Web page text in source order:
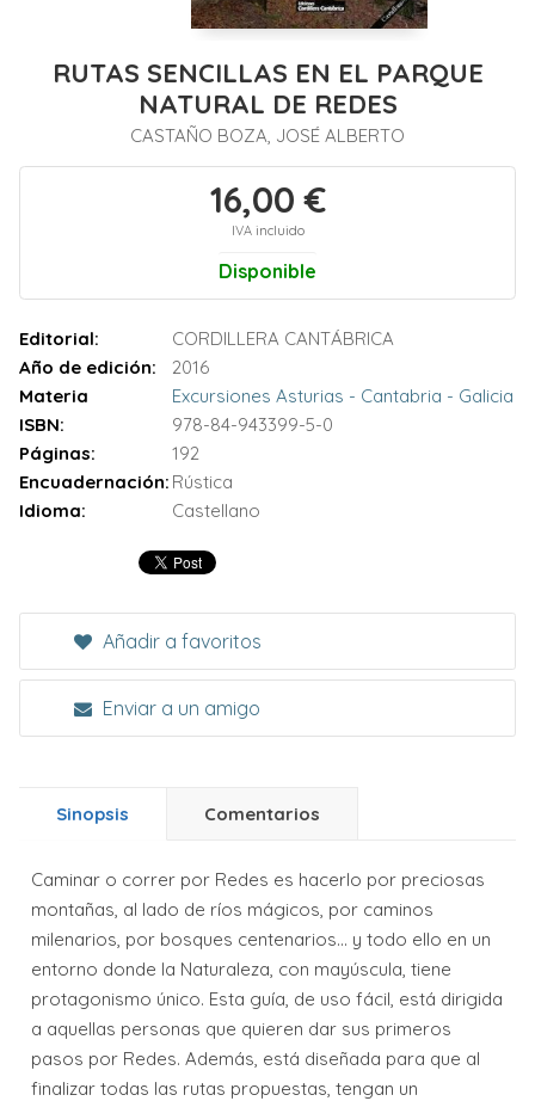
RUTAS SENCILLAS EN EL PARQUE
NATURAL DE REDES
CASTAÑO BOZA, JOSÉ ALBERTO
16,00 €
IVA incluido
Disponible
Editorial:
CORDILLERA CANTÁBRICA
Año de edición:
2016
Materia
Excursiones Asturias - Cantabria - Galicia
ISBN:
978-84-943399-5-0
Páginas:
192
Encuadernación: Rústica
Idioma:
Castellano
Añadir a favoritos
Enviar a un amigo
Sinopsis Comentarios
Caminar o correr por Redes es hacerlo por preciosas
montañas, al lado de ríos mágicos, por caminos
milenarios, por bosques centenarios... y todo ello en un
entorno donde la Naturaleza, con mayúscula, tiene
protagonismo único. Esta guía, de uso fácil, está dirigida
a aquellas personas que quieren dar sus primeros
pasos por Redes. Además, está diseñada para que al
finalizar todas las rutas propuestas, tengan un